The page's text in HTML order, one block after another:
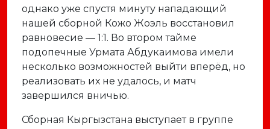
однако уже спустя минуту нападающий
нашей сборной Кожо Жоэль восстановил
равновесие — 1:1. Во втором тайме
подопечные Урмата Абдукаимова имели
несколько возможностей выйти вперёд, но
реализовать их не удалось, и матч
завершился вничью.
Сборная Кыргызстана выступает в группе